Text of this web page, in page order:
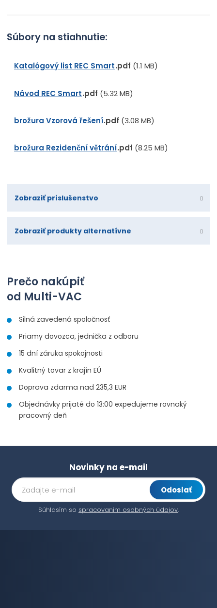
Súbory na stiahnutie:
Katalógový list REC Smart pdf (1.1 MB)
Návod REC Smart pdf (5.32 MB)
brožura Vzorová řešení pdf (3.08 MB)
brožura Rezidenční větrání pdf (8.25 MB)
Zobraziť príslušenstvo
Zobraziť produkty alternatívne
Prečo nakúpiť
od Multi-VAC
Silná zavedená spoločnosť
Priamy dovozca, jednička z odboru
15 dní záruka spokojnosti
Kvalitný tovar z krajín EÚ
Doprava zdarma nad 235,3 EUR
Objednávky prijaté do 13:00 expedujeme rovnaký
pracovný deň
Novinky na e-mail
Odoslať
Súhlasím so spracovaním osobných údajov.